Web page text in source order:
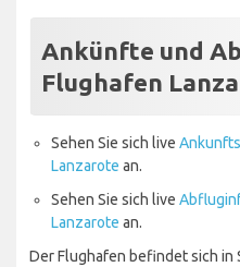
Ankünfte und
Flughafen
Sehen Sie sich live
Lanzarote an.
Sehen Sie sich live
Lanzarote an.
Der Flughafen befindet sich in